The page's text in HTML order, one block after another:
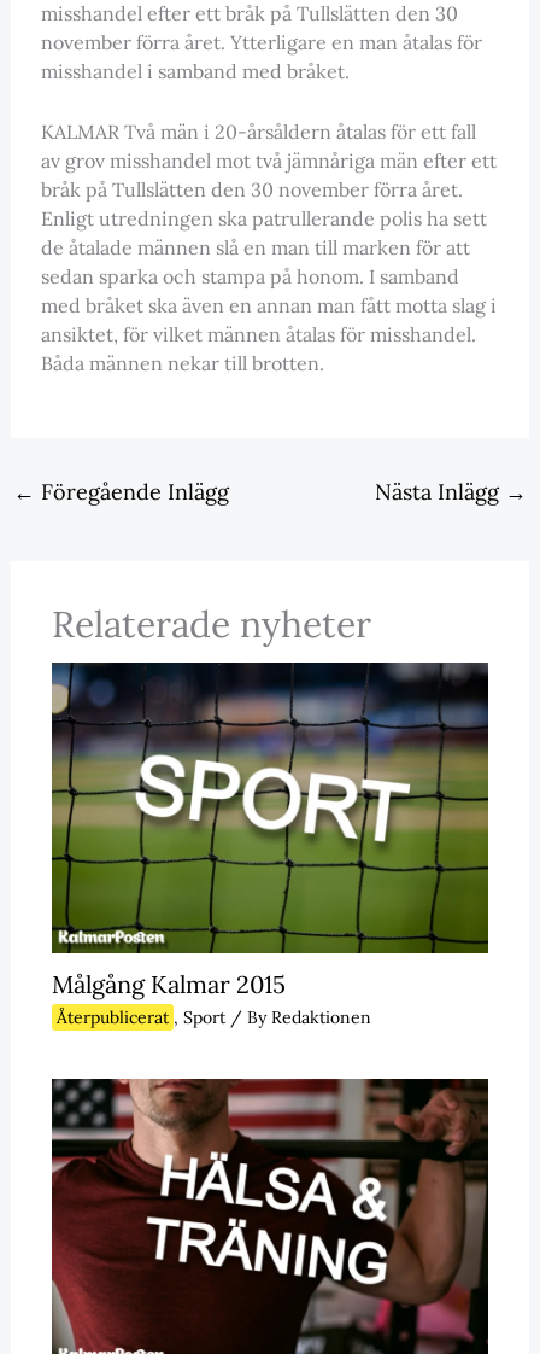
misshandel efter ett bråk på Tullslätten den 30
november förra året. Ytterligare en man åtalas för
misshandel i samband med bråket.
KALMAR Två män i 20-årsåldern åtalas för ett fall
av grov misshandel mot två jämnåriga män efter ett
bråk på Tullslätten den 30 november förra året.
Enligt utredningen ska patrullerande polis ha sett
de åtalade männen slå en man till marken för att
sedan sparka och stampa på honom. I samband
med bråket ska även en annan man fått motta slag i
ansiktet, för vilket männen åtalas för misshandel.
Båda männen nekar till brotten.
← Föregående Inlägg Nästa Inlägg →
Relaterade nyheter
Målgång Kalmar 2015
Återpublicerat , Sport/ ByRedaktionen